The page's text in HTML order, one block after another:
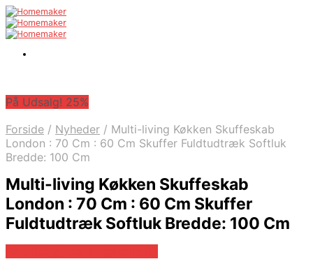
På Udsalg! 25%
Forside / Nyheder / Multi-living Køkken Skuffeskab
London : 70 Cm : 60 Cm Skuffer Fuldtudtræk Softluk
Bredde: 100 Cm
Multi-living Køkken Skuffeskab
London : 70 Cm : 60 Cm Skuffer
Fuldtudtræk Softluk Bredde: 100 Cm